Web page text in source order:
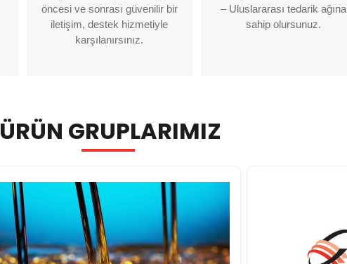
öncesi ve sonrası güvenilir bir
iletişim, destek hizmetiyle
karşılanırsınız.
– Uluslararası tedarik ağına
sahip olursunuz.
ÜRÜN GRUPLARIMIZ